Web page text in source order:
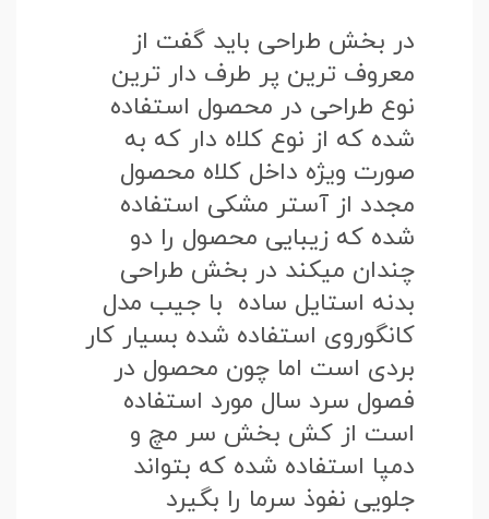
در بخش طراحی باید گفت از
معروف ترین پر طرف دار ترین
نوع طراحی در محصول استفاده
شده که از نوع کلاه دار که به
صورت ویژه داخل کلاه محصول
مجدد از آستر مشکی استفاده
شده که زیبایی محصول را دو
چندان میکند در بخش طراحی
بدنه استایل ساده با جیب مدل
کانگوروی استفاده شده بسیار کار
بردی است اما چون محصول در
فصول سرد سال مورد استفاده
است از کش بخش سر مچ و
دمپا استفاده شده که بتواند
جلویی نفوذ سرما را بگیرد